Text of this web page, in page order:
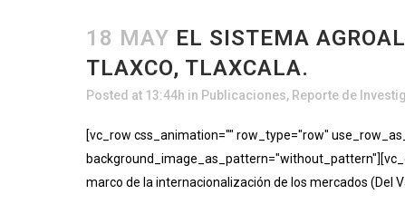
18 MAY EL SISTEMA
TLAXCO, TLAXCALA.
Posted at 13:44h in Publicaciones, Reporte de
[vc_row css_animation="" row_type="row"
marco de la internacionalización de los mercados (Del